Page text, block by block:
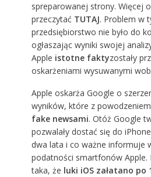
spreparowanej strony. Więcej
przeczytać TUTAJ. Problem w
przedsiębiorstwo nie było do
ogłaszając wyniki swojej
Apple istotne faktyzostały
oskarżeniami wysuwanymi
Apple oskarża Google o
wyników, które z
fake newsami. Otóż Google
pozwalały dostać się do
dwa lata i co ważne informuje
podatności smartfonów Apple.
taka, że luki iOS załatano po